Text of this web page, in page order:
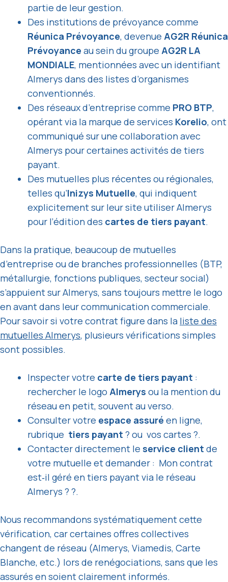
partie de leur gestion.
Des institutions de prévoyance comme
Réunica Prévoyance, devenue AG2R Réunica
Prévoyance au sein du groupe AG2R LA
MONDIALE, mentionnées avec un identifiant
Almerys dans des listes d’organismes
conventionnés.
Des réseaux d’entreprise comme PRO BTP,
opérant via la marque de services Korelio, ont
communiqué sur une collaboration avec
Almerys pour certaines activités de tiers
payant.
Des mutuelles plus récentes ou régionales,
telles qu’Inizys Mutuelle, qui indiquent
explicitement sur leur site utiliser Almerys
pour l’édition des cartes de tiers payant.
Dans la pratique, beaucoup de mutuelles
d’entreprise ou de branches professionnelles (BTP,
métallurgie, fonctions publiques, secteur social)
s’appuient sur Almerys, sans toujours mettre le logo
en avant dans leur communication commerciale.
Pour savoir si votre contrat figure dans la liste des
mutuelles Almerys, plusieurs vérifications simples
sont possibles.
Inspecter votre carte de tiers payant :
rechercher le logo Almerys ou la mention du
réseau en petit, souvent au verso.
Consulter votre espace assuré en ligne,
rubrique tiers payant ? ou vos cartes ?.
Contacter directement le service client de
votre mutuelle et demander : Mon contrat
est‑il géré en tiers payant via le réseau
Almerys ? ?.
Nous recommandons systématiquement cette
vérification, car certaines offres collectives
changent de réseau (Almerys, Viamedis, Carte
Blanche, etc.) lors de renégociations, sans que les
assurés en soient clairement informés.